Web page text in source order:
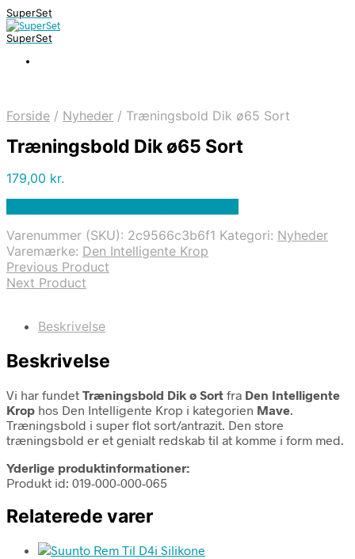
SuperSet
SuperSet
Forside / Nyheder / Træningsbold Dik ø65 Sort
Træningsbold Dik ø65 Sort
179,00 kr.
Varenummer (SKU): 2c9566c3b6f1 Kategori: Nyheder
Varemærke: Den Intelligente Krop
Previous Product
Next Product
Beskrivelse
Beskrivelse
Vi har fundet Træningsbold Dik ø Sort fra Den Intelligente
Krop hos Den Intelligente Krop i kategorien Mave.
Træningsbold i super flot sort/antrazit. Den store
træningsbold er et genialt redskab til at komme i form med.
Yderlige produktinformationer:
Produkt id: 019-000-000-065
Relaterede varer